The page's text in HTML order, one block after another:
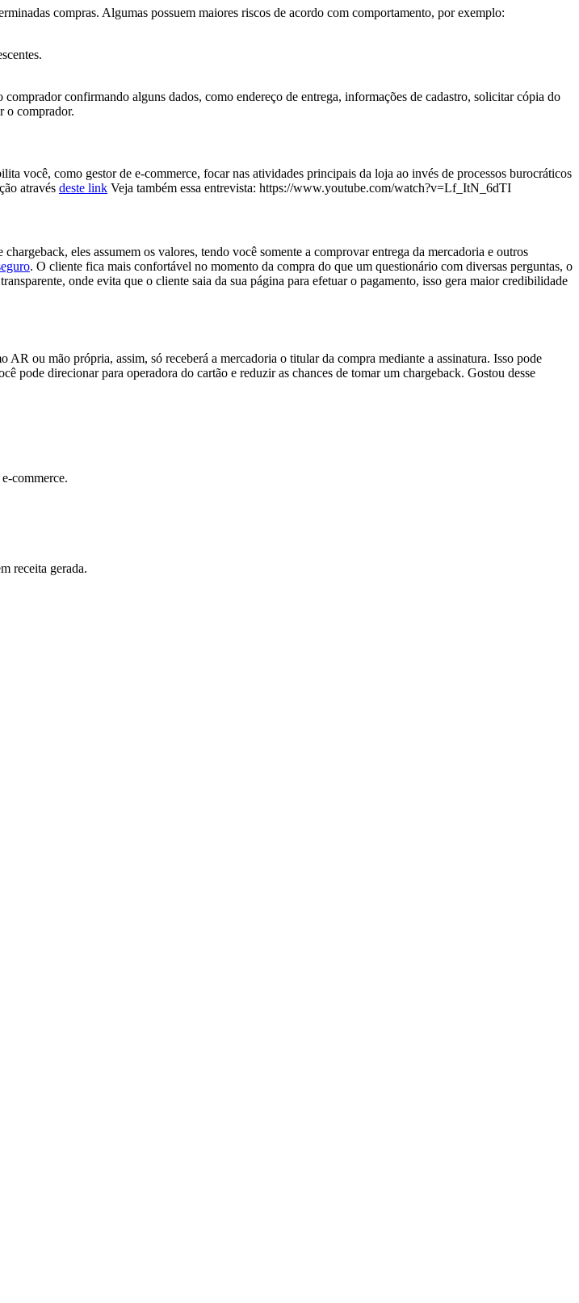
compras. Algumas possuem maiores riscos de acordo com comportamento, por exemplo:
confirmando alguns dados, como endereço de entrega, informações de cadastro, solicitar cópia do
o comprador.
você, como gestor de e-commerce, focar nas atividades principais da loja ao invés de processos burocráticos
através deste link Veja também essa entrevista: https://www.youtube.com/watch?v=Lf_ItN_6dTI
eles assumem os valores, tendo você somente a comprovar entrega da mercadoria e outros
. O cliente fica mais confortável no momento da compra do que um questionário com diversas perguntas, o
onde evita que o cliente saia da sua página para efetuar o pagamento, isso gera maior credibilidade
ou mão própria, assim, só receberá a mercadoria o titular da compra mediante a assinatura. Isso pode
pode direcionar para operadora do cartão e reduzir as chances de tomar um chargeback. Gostou desse
commerce.
receita gerada.